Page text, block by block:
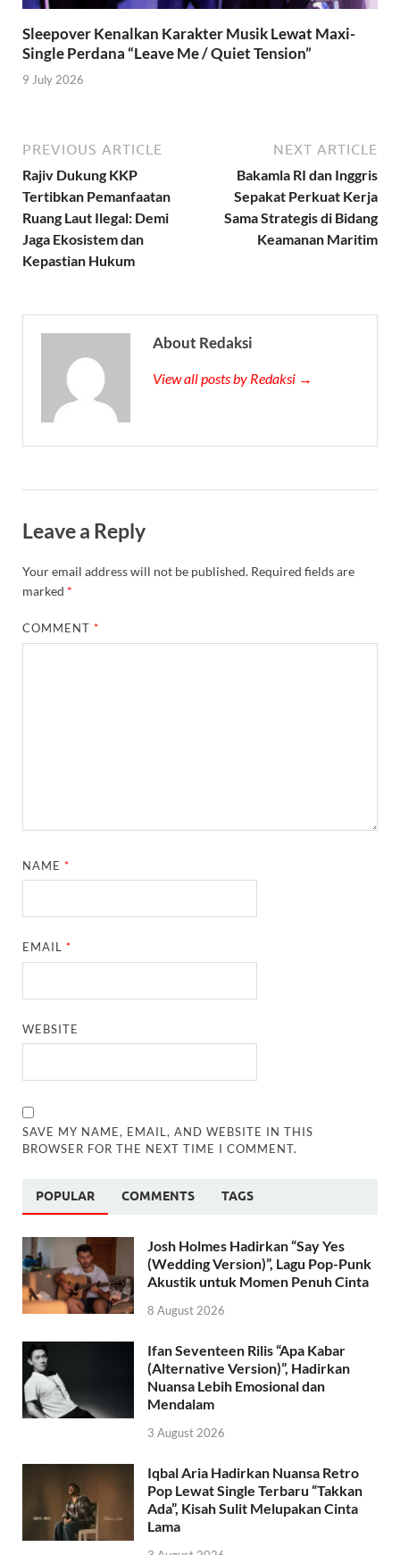
Sleepover Kenalkan Karakter Musik Lewat Maxi-
Single Perdana “Leave Me / Quiet Tension”
9 July 2026
PREVIOUS ARTICLE
Rajiv Dukung KKP
Tertibkan Pemanfaatan
Ruang Laut Ilegal: Demi
Jaga Ekosistem dan
Kepastian Hukum
NEXT ARTICLE
Bakamla RI dan Inggris
Sepakat Perkuat Kerja
Sama Strategis di Bidang
Keamanan Maritim
About Redaksi
View all posts by Redaksi →
Leave a Reply
Your email address will not be published. Required fields are
marked *
COMMENT*
NAME*
EMAIL*
WEBSITE
SAVE MY NAME, EMAIL, AND WEBSITE IN THIS
BROWSER FOR THE NEXT TIME I COMMENT.
POPULAR COMMENTS TAGS
Josh Holmes Hadirkan “Say Yes
(Wedding Version)”, Lagu Pop-Punk
Akustik untuk Momen Penuh Cinta
8 August 2026
Ifan Seventeen Rilis “Apa Kabar
(Alternative Version)”, Hadirkan
Nuansa Lebih Emosional dan
Mendalam
3 August 2026
Iqbal Aria Hadirkan Nuansa Retro
Pop Lewat Single Terbaru “Takkan
Ada”, Kisah Sulit Melupakan Cinta
Lama